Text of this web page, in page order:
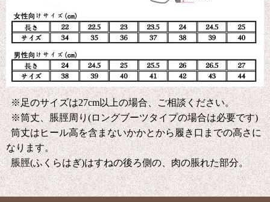
※足のサイズは27cm以上の場合、ご相談ください。
※筒丈、脹脛周り(ロングブーツタイプの場合は必要です)
筒丈はヒール高を含まないかかとから履き口までの高さに
なります。
脹脛(ふくらはぎ)はすねの後ろ側の、肉の脹れた部分。